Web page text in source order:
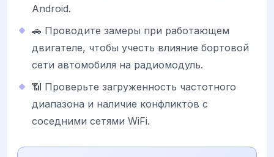
Android.
🚗 Проводите замеры при работающем
двигателе, чтобы учесть влияние бортовой
сети автомобиля на радиомодуль.
📶 Проверьте загруженность частотного
диапазона и наличие конфликтов с
соседними сетями WiFi.